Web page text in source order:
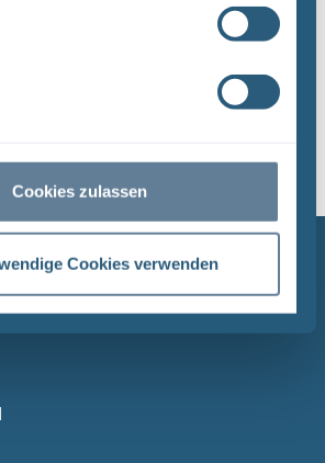
Cookies zulassen
Cookies verwenden